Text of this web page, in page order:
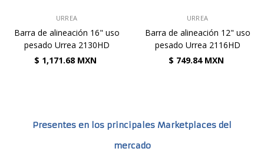
URREA
Barra de alineación 16" uso
pesado Urrea 2130HD
$ 1,171.68 MXN
URREA
Barra de alineación 12" uso
pesado Urrea 2116HD
$ 749.84 MXN
Presentes en los principales Marketplaces del
mercado